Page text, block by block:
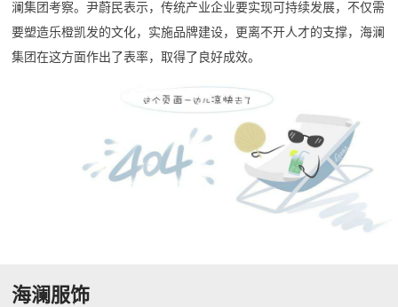
澜集团考察。尹蔚民表示，传统产业企业要实现可持续发展，不仅需
要塑造乐橙凯发的文化，实施品牌建设，更离不开人才的支撑，海澜
集团在这方面作出了表率，取得了良好成效。
海澜服饰